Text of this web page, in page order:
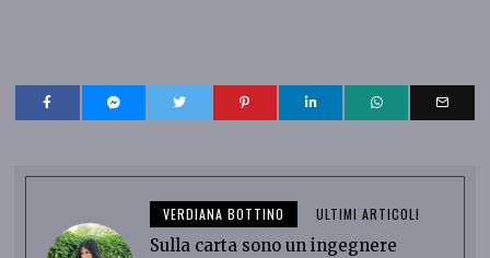
VERDIANA BOTTINO ULTIMI ARTICOLI
Sulla carta sono un ingegnere